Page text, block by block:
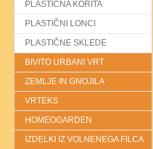
PLASTIČNA KORITA
PLASTIČNI LONCI
PLASTIČNE SKLEDE
BIVITO URBANI VRT
ZEMLJE IN GNOJILA
VRTEKS
HOMEOGARDEN
IZDELKI IZ VOLNENEGA FILCA